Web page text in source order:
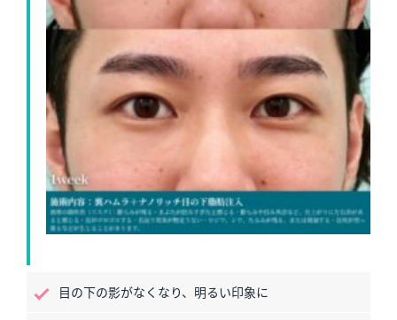
目の下の影がなくなり、明るい印象に